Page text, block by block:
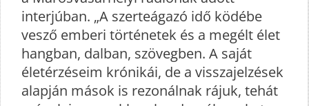
interjúban. „A szerteágazó idő ködébe
vesző emberi történetek és a megélt élet
hangban, dalban, szövegben. A saját
életérzéseim krónikái, de a visszajelzések
alapján mások is rezonálnak rájuk, tehát